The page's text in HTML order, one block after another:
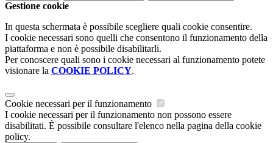
Gestione cookie
In questa schermata è possibile scegliere quali cookie consentire.
I cookie necessari sono quelli che consentono il funzionamento della
piattaforma e non è possibile disabilitarli.
Per conoscere quali sono i cookie necessari al funzionamento potete
visionare la COOKIE POLICY.
Cookie necessari per il funzionamento
I cookie necessari per il funzionamento non possono essere
disabilitati. È possibile consultare l'elenco nella pagina della cookie
policy.